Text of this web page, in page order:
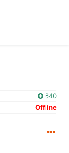
640
Offline